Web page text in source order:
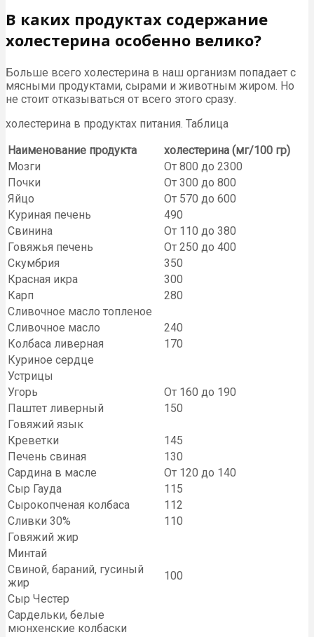
В каких продуктах содержание
холестерина особенно велико?
Больше всего холестерина в наш организм попадает с
мясными продуктами, сырами и животным жиром. Но
не стоит отказываться от всего этого сразу.
холестерина в продуктах питания. Таблица
Наименование продукта
холестерина (мг/100 гр)
Мозги
От 800 до 2300
Почки
От 300 до 800
Яйцо
От 570 до 600
Куриная печень
490
Свинина
От 110 до 380
Говяжья печень
От 250 до 400
Скумбрия
350
Красная икра
300
Карп
280
Сливочное масло топленое
Сливочное масло
240
Колбаса ливерная
170
Куриное сердце
Устрицы
Угорь
От 160 до 190
Паштет ливерный
150
Говяжий язык
Креветки
145
Печень свиная
130
Сардина в масле
От 120 до 140
Сыр Гауда
115
Сырокопченая колбаса
112
Сливки 30%
110
Говяжий жир
Минтай
Свиной, бараний, гусиный
жир
100
Сыр Честер
Сардельки, белые
мюнхенские колбаски